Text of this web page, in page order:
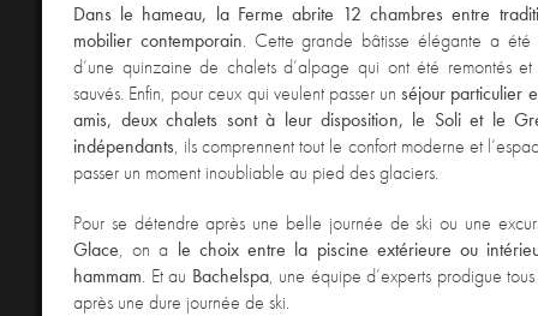
Dans le hameau, la Ferme abrite 12 chambres entre
mobilier contemporain. Cette grande bâtisse élégante a été
d’une quinzaine de chalets d’alpage qui ont été remontés
sauvés. Enfin, pour ceux qui veulent passer unséjour particulier
amis, deux chalets sont à leur disposition, le Soli et le
indépendants, ils comprennent tout le confort moderne et
passer un moment inoubliable au pied des glaciers.
Pour se détendre après une belle journée de ski ou une
Glace, on a le choix entre la piscine extérieure ou
hammam. Et au Bachelspa, une équipe d’experts prodigue
après une dure journée de ski.